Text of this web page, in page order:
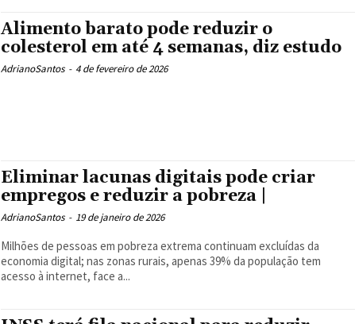
Alimento barato pode reduzir o
colesterol em até 4 semanas, diz estudo
AdrianoSantos - 4 de fevereiro de 2026
Eliminar lacunas digitais pode criar
empregos e reduzir a pobreza |
AdrianoSantos - 19 de janeiro de 2026
Milhões de pessoas em pobreza extrema continuam excluídas da
economia digital; nas zonas rurais, apenas 39% da população tem
acesso à internet, face a...